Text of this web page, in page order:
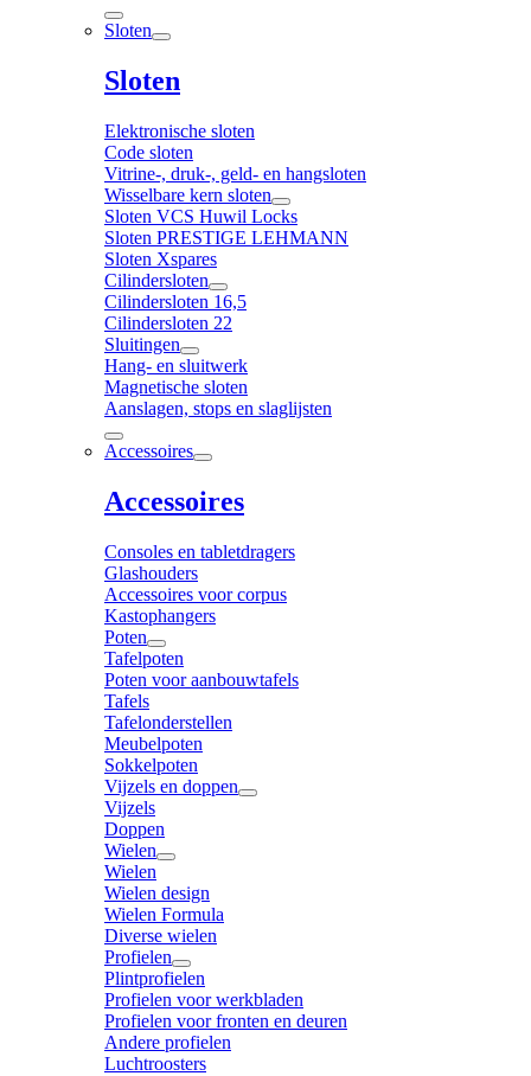
Sloten
Sloten
Elektronische sloten
Code sloten
Vitrine-, druk-, geld- en hangsloten
Wisselbare kern sloten
Sloten VCS Huwil Locks
Sloten PRESTIGE LEHMANN
Sloten Xspares
Cilindersloten
Cilindersloten 16,5
Cilindersloten 22
Sluitingen
Hang- en sluitwerk
Magnetische sloten
Aanslagen, stops en slaglijsten
Accessoires
Accessoires
Consoles en tabletdragers
Glashouders
Accessoires voor corpus
Kastophangers
Poten
Tafelpoten
Poten voor aanbouwtafels
Tafels
Tafelonderstellen
Meubelpoten
Sokkelpoten
Vijzels en doppen
Vijzels
Doppen
Wielen
Wielen
Wielen design
Wielen Formula
Diverse wielen
Profielen
Plintprofielen
Profielen voor werkbladen
Profielen voor fronten en deuren
Andere profielen
Luchtroosters